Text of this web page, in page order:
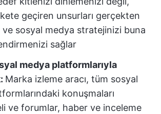
geçiren unsurları gerçekten
ve sosyal medya stratejinizi buna
sağlar
medya platformlarıyla
Marka izleme aracı, tüm sosyal
konuşmaları
ve forumlar, haber ve inceleme